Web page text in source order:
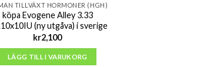
TILLVÄXT HORMONER (HGH)
köpa Evogene Alley 3.33
(ny utgåva) i sverige
kr2,100
LÄGG TILL I VARUKORG